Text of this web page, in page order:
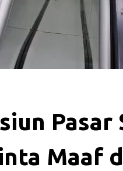
Pasar
Maaf